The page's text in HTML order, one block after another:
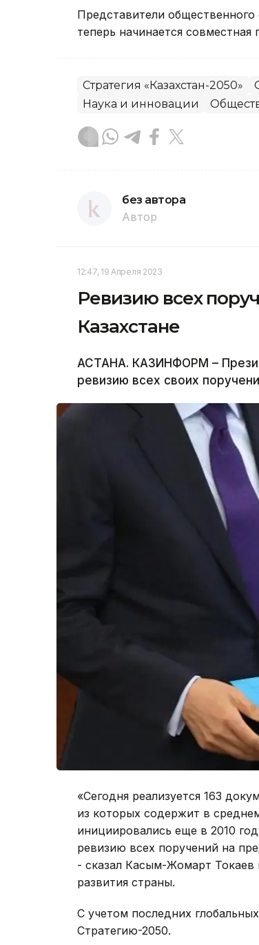
Представители общественного
теперь начинается
Стратегия «Казахстан-2050»
Наука и инновации
без автора
Автор
12:47, 19 Апреля 2023
Ревизию всех
Казахстане
АСТАНА. КАЗИНФОРМ –
ревизию всех своих
«Сегодня реализуется 163
из которых содержит в
инициировались еще в 2010
ревизию всех поручений на
- сказал Касым-Жомарт Токаев
развития страны.
С учетом последних
Стратегию-2050.